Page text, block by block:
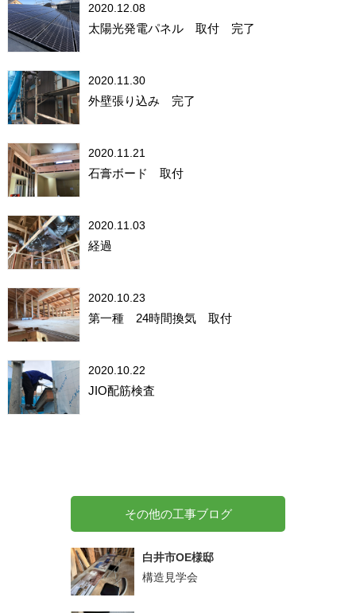
2020.12.08
太陽光発電パネル 取付 完了
2020.11.30
外壁張り込み 完了
2020.11.21
石膏ボード 取付
2020.11.03
経過
2020.10.23
第一種 24時間換気 取付
2020.10.22
JIO配筋検査
その他の工事ブログ
白井市OE様邸
構造見学会